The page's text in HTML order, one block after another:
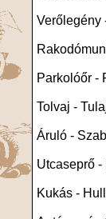
Verőlegény
Parkolóőr -
Tolvaj -
Áruló -
Utcaseprő
Kukás -